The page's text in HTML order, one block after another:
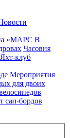
«МАРС В
Часовня
Яхт-клуб
Мероприятия
для двоих
сап-бордов